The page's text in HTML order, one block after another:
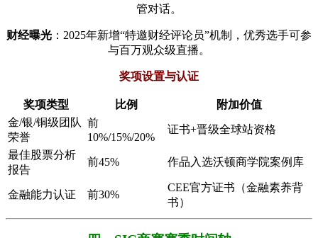
管对话。
​财经曝光​ ​：2025年新增“特邀财经评论员”机制，优秀选手可参
与百万观众级直播。
​奖项设置与认证​
​奖项类型​ ​比例​
​附加价值​
金/银/铜级团队
荣誉
前
10%/15%/20%
证书+晋级全球站资格
最佳股票分析
报告
前45% 作品入选沃顿商学院案例库
金融能力认证 前30%
CEE官方证书（金融素养背
书）